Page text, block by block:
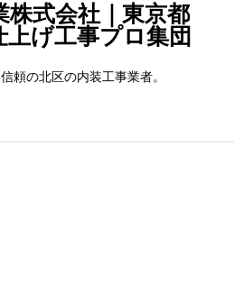
株式会社｜東京都
げ工事プロ集団
頼の北区の内装工事業者。